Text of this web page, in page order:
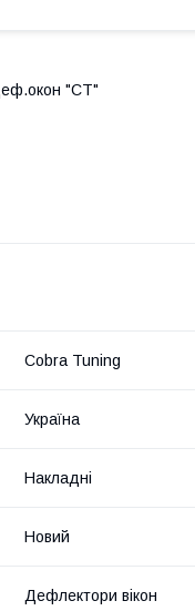
"CT"
Cobra Tuning
Україна
Накладні
Новий
Дефлектори вікон